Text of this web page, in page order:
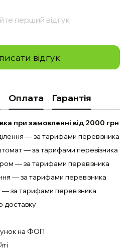
перший відгук
відгук
Оплата Гарантія
при замовленні від 2000 грн
— за тарифами перевізника
— за тарифами перевізника
— за тарифами перевізника
— за тарифами перевізника
за тарифами перевізника
доставку
на ФОП